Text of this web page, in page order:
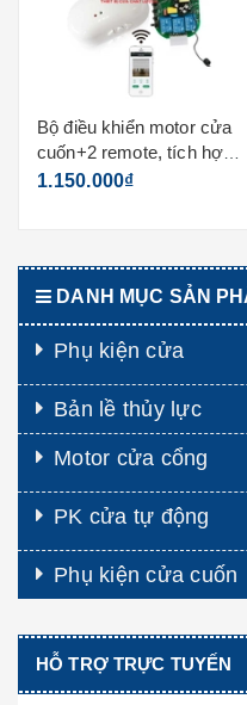
Bộ điều khiển motor cửa
cuốn+2 remote, tích hợp
điều khiển qua điện thoại
1.150.000₫
DANH MỤC SẢN
Phụ kiện cửa
Bản lề thủy lực
Motor cửa cổng
PK cửa tự động
Phụ kiện cửa cuốn
HỖ TRỢ TRỰC TUYẾN